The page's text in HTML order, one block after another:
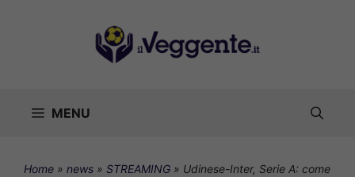
MENU
Home » news » STREAMING » Udinese-Inter, Serie A: come